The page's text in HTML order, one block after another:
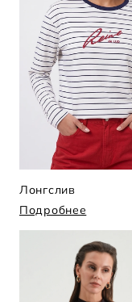
Лонгслив
Подробнее